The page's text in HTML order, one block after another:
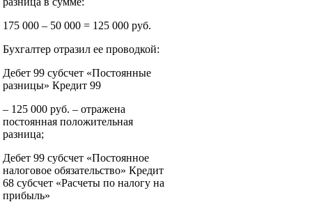
175 000 – 50 000 = 125 000 руб.
Бухгалтер отразил ее проводкой:
Дебет 99 субсчет «Постоянные
разницы» Кредит 99
– 125 000 руб. – отражена
постоянная положительная
разница;
Дебет 99 субсчет «Постоянное
налоговое обязательство» Кредит
68 субсчет «Расчеты по налогу на
прибыль»